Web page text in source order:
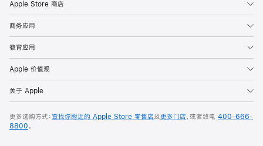
Apple Store 商店
商务应用
教育应用
Apple 价值观
关于 Apple
更多选购方式：查找你附近的 Apple Store 零售店及更多门店，或者致电 400-666-
8800。